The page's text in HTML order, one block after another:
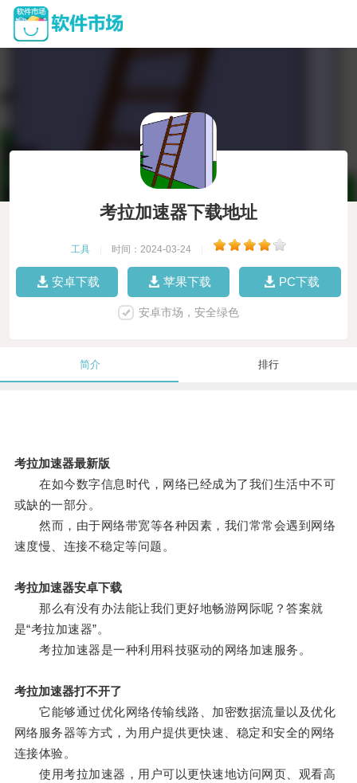
考拉加速器下载地址
工具 时间：2024-03-24
安卓下载 苹果下载 PC下载
安卓市场，安全绿色
简介 排行
考拉加速器最新版
在如今数字信息时代，网络已经成为了我们生活中不可
或缺的一部分。
然而，由于网络带宽等各种因素，我们常常会遇到网络
速度慢、连接不稳定等问题。
考拉加速器安卓下载
那么有没有办法能让我们更好地畅游网际呢？答案就
是“考拉加速器”。
考拉加速器是一种利用科技驱动的网络加速服务。
考拉加速器打不开了
它能够通过优化网络传输线路、加密数据流量以及优化
网络服务器等方式，为用户提供更快速、稳定和安全的网络
连接体验。
使用考拉加速器，用户可以更快速地访问网页、观看高